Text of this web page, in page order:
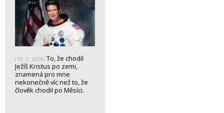
(19. 7. 2026) To, že chodil
Ježíš Kristus po zemi,
znamená pro mne
nekonečně víc než to, že
člověk chodil po Měsíci.